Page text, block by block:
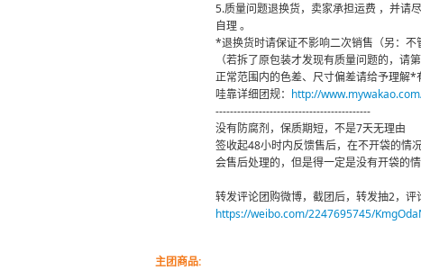
5.质量问题退换货，卖家承担运费 ，并请
自理 。
*退换货时请保证不影响二次销售（另：不
（若拆了原包装才发现有质量问题的，
正常范围内的色差、尺寸偏差请给予理解
哇靠详细团规： http://
-------------------------------------------
没有防腐剂，保质期短，不是7天无理由
签收起48小时内反馈售后，在不开袋的情
会售后处理的，但是得一定是没有开袋的
转发评论团购微博，截团后，转发抽2，
https://weibo.com/2247695745/
主团商品: